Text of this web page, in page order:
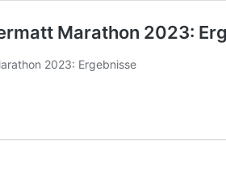
Marathon 2023:
2023: Ergebnisse